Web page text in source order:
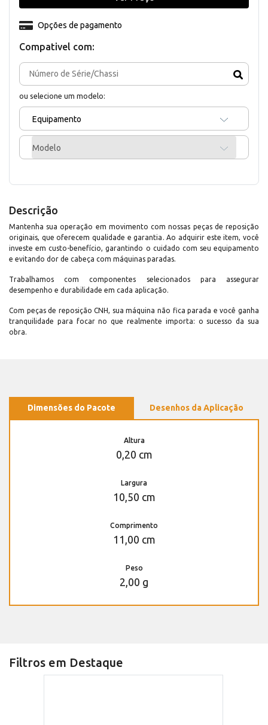
Compativel com:
ou selecione um modelo:
Equipamento
Modelo
Opções de pagamento
Descrição
Mantenha sua operação em movimento com nossas peças de reposição
originais, que oferecem qualidade e garantia. Ao adquirir este item, você
investe em custo-benefício, garantindo o cuidado com seu equipamento
e evitando dor de cabeça com máquinas paradas.
Trabalhamos com componentes selecionados para assegurar
desempenho e durabilidade em cada aplicação.
Com peças de reposição CNH, sua máquina não fica parada e você ganha
tranquilidade para focar no que realmente importa: o sucesso da sua
obra.
Dimensões do Pacote Desenhos da Aplicação
Altura
0,20 cm
Largura
10,50 cm
Comprimento
11,00 cm
Peso
2,00 g
Filtros em Destaque